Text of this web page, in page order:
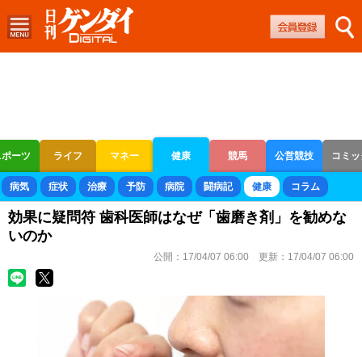
ーツ ライフ マネー 健康 競馬 公営競技 コミ
ボートレース 競輪 オートレース
病気 症状 治療 予防 病院 闘病記 健康 コラム
効果に疑問符 歯科医師はなぜ「歯磨き剤」を勧めな
いのか
公開： 17/04/07 06:00 更新： 17/04/07 06:00